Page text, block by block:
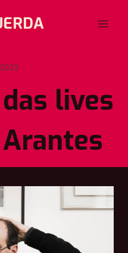
lives